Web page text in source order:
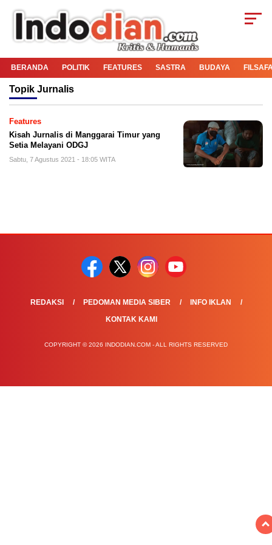
BERANDA POLITIK FEATURES SASTRA BUDAYA
Topik Jurnalis
Features
Kisah Jurnalis di Manggarai Timur yang
Setia Melayani ODGJ
Sabtu, 7 Agustus 2021 - 18:05 WITA
REDAKSI PEDOMAN MEDIA SIBER
INFO IKLAN
KONTAK KAMI
COPYRIGHT © 2026 INDODIAN.COM - ALL RIGHTS RESERVED